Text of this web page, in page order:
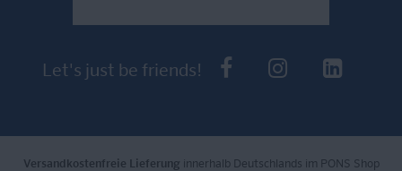
Let's just be friends! PONS beiPONS bei
Versandkostenfreie Lieferung innerhalb Deutschlands im PONS Shop